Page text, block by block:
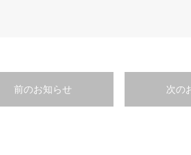
前のお知らせ 次の